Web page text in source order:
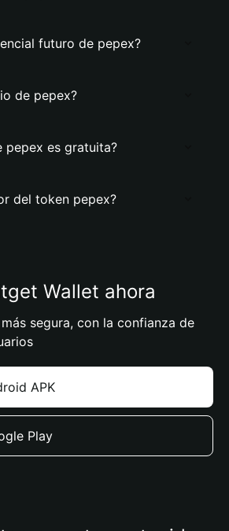
futuro de pepex?
de pepex?
pepex es gratuita?
del token pepex?
Wallet ahora
segura, con la confianza de
APK
Play